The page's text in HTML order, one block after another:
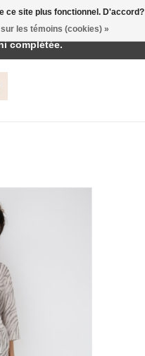
ce site plus fonctionnel. D'accord?
les témoins (cookies) »
Toute commande passée
complétée.